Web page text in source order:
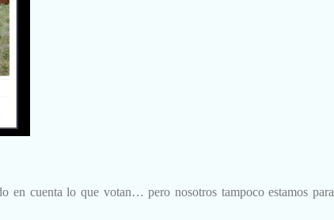
en cuenta lo que votan… pero nosotros tampoco estamos para